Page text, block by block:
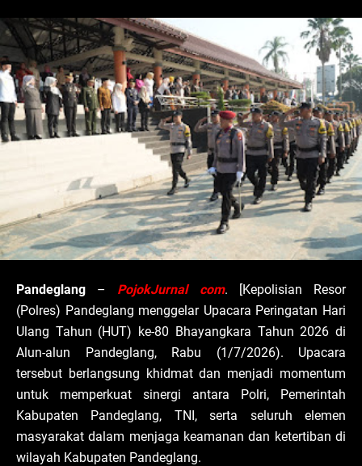
Pandeglang – PojokJurnal com. [Kepolisian Resor
(Polres) Pandeglang menggelar Upacara Peringatan Hari
Ulang Tahun (HUT) ke-80 Bhayangkara Tahun 2026 di
Alun-alun Pandeglang, Rabu (1/7/2026). Upacara
tersebut berlangsung khidmat dan menjadi momentum
untuk memperkuat sinergi antara Polri, Pemerintah
Kabupaten Pandeglang, TNI, serta seluruh elemen
masyarakat dalam menjaga keamanan dan ketertiban di
wilayah Kabupaten Pandeglang.